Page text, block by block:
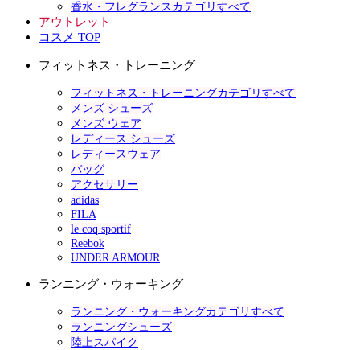
香水・フレグランスカテゴリすべて
アウトレット
コスメ TOP
フィットネス・トレーニング
フィットネス・トレーニングカテゴリすべて
メンズ シューズ
メンズ ウェア
レディース シューズ
レディースウェア
バッグ
アクセサリー
adidas
FILA
le coq sportif
Reebok
UNDER ARMOUR
ランニング・ウォーキング
ランニング・ウォーキングカテゴリすべて
ランニングシューズ
陸上スパイク